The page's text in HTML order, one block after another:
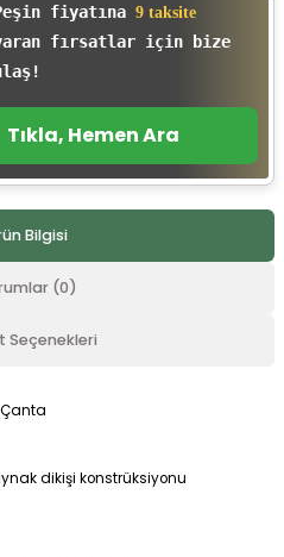
fiyatına 9 taksite
fırsatlar için bize
Tıkla, Hemen Ara
Bilgisi
(0)
Seçenekleri
Çanta
dikişi konstrüksiyonu